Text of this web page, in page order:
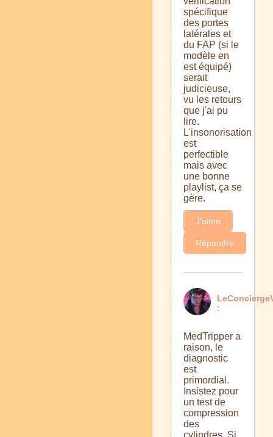
spécifique
des portes
latérales et
du FAP (si le
modèle en
est équipé)
serait
judicieuse,
vu les retours
que j'ai pu
lire.
L'insonorisation
est
perfectible
mais avec
une bonne
playlist, ça se
gère.
J'aime
Répondre
:
MedTripper a
raison, le
diagnostic
est
primordial.
Insistez pour
un test de
compression
des
cylindres. Si